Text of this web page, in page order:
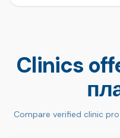
Clinics
Compare verified clinic